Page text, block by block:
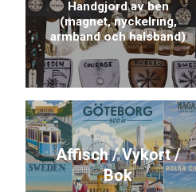
Handgjord av ben
(magnet, nyckelring,
armband och halsband)
Affisch / Vykort /
Bok